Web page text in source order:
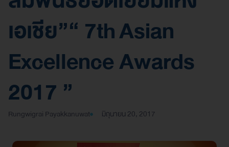
เอเชีย”“ 7th Asian
Excellence Awards
2017 ”
Rungwigrai Payakkanuwat มิถุนายน 20, 2017